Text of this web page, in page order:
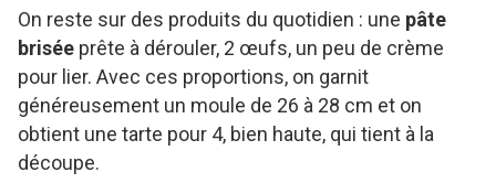
On reste sur des produits du quotidien : une pâte
brisée prête à dérouler, 2 œufs, un peu de crème
pour lier. Avec ces proportions, on garnit
généreusement un moule de 26 à 28 cm et on
obtient une tarte pour 4, bien haute, qui tient à la
découpe.